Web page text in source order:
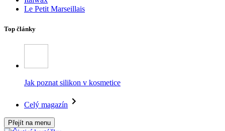
Le Petit Marseillais
Top články
Jak poznat silikon v kosmetice
Celý magazín
Přejít na menu